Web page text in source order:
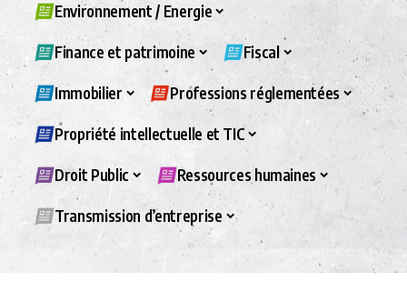
Environnement / Energie
Finance et patrimoine Fiscal
Immobilier Professions réglementées
Propriété intellectuelle et TIC
Droit Public Ressources humaines
Transmission d’entreprise